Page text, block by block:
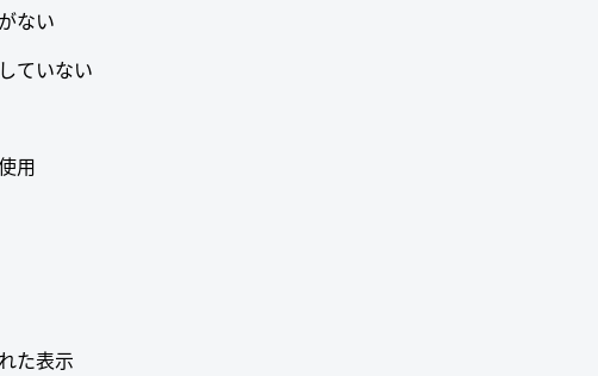
ない
ていない
用
た表示